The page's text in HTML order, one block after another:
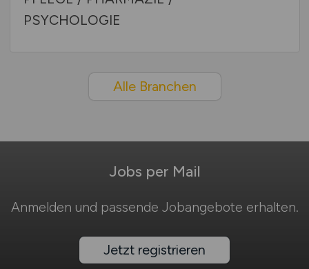
PSYCHOLOGIE
Alle Branchen
Jobs per Mail
Anmelden und passende Jobangebote erhalten.
Jetzt registrieren